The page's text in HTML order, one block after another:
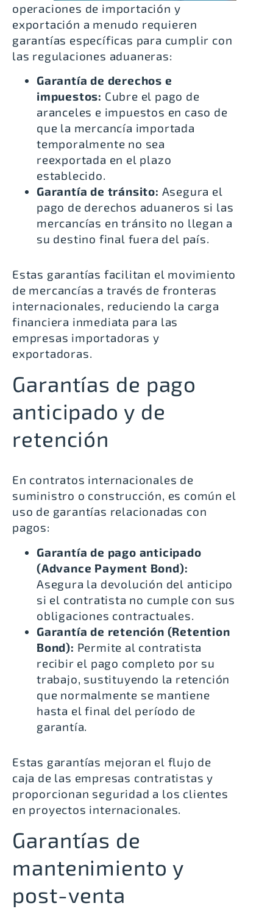
operaciones de importación y
exportación a menudo requieren
garantías específicas para cumplir con
las regulaciones aduaneras:
Garantía de derechos e
impuestos: Cubre el pago de
aranceles e impuestos en caso de
que la mercancía importada
temporalmente no sea
reexportada en el plazo
establecido.
Garantía de tránsito: Asegura el
pago de derechos aduaneros si las
mercancías en tránsito no llegan a
su destino final fuera del país.
Estas garantías facilitan el movimiento
de mercancías a través de fronteras
internacionales, reduciendo la carga
financiera inmediata para las
empresas importadoras y
exportadoras.
Garantías de pago
anticipado y de
retención
En contratos internacionales de
suministro o construcción, es común el
uso de garantías relacionadas con
pagos:
Garantía de pago anticipado
(Advance Payment Bond):
Asegura la devolución del anticipo
si el contratista no cumple con sus
obligaciones contractuales.
Garantía de retención (Retention
Bond): Permite al contratista
recibir el pago completo por su
trabajo, sustituyendo la retención
que normalmente se mantiene
hasta el final del período de
garantía.
Estas garantías mejoran el flujo de
caja de las empresas contratistas y
proporcionan seguridad a los clientes
en proyectos internacionales.
Garantías de
mantenimiento y
post-venta